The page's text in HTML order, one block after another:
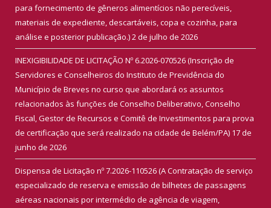
para fornecimento de gêneros alimentícios não perecíveis,
materiais de expediente, descartáveis, copa e cozinha, para
análise e posterior publicação.)2 de julho de 2026
INEXIGIBILIDADE DE LICITAÇÃO Nº 6.2026-070526 (Inscrição de
Servidores e Conselheiros do Instituto de Previdência do
Município de Breves no curso que abordará os assuntos
relacionados às funções de Conselho Deliberativo, Conselho
Fiscal, Gestor de Recursos e Comitê de Investimentos para prova
de certificação que será realizado na cidade de Belém/PA) 17 de
junho de 2026
Dispensa de Licitação nº 7.2026-110526 (A Contratação de serviço
especializado de reserva e emissão de bilhetes de passagens
aéreas nacionais por intermédio de agência de viagem,